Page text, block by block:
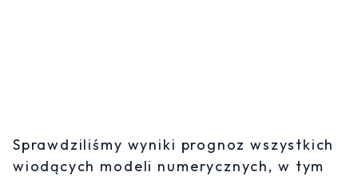
Sprawdziliśmy wyniki prognoz wszystkich
wiodących modeli numerycznych, w tym